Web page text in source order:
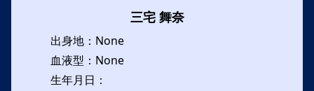
三宅 舞奈
出身地：None
血液型：None
生年月日：